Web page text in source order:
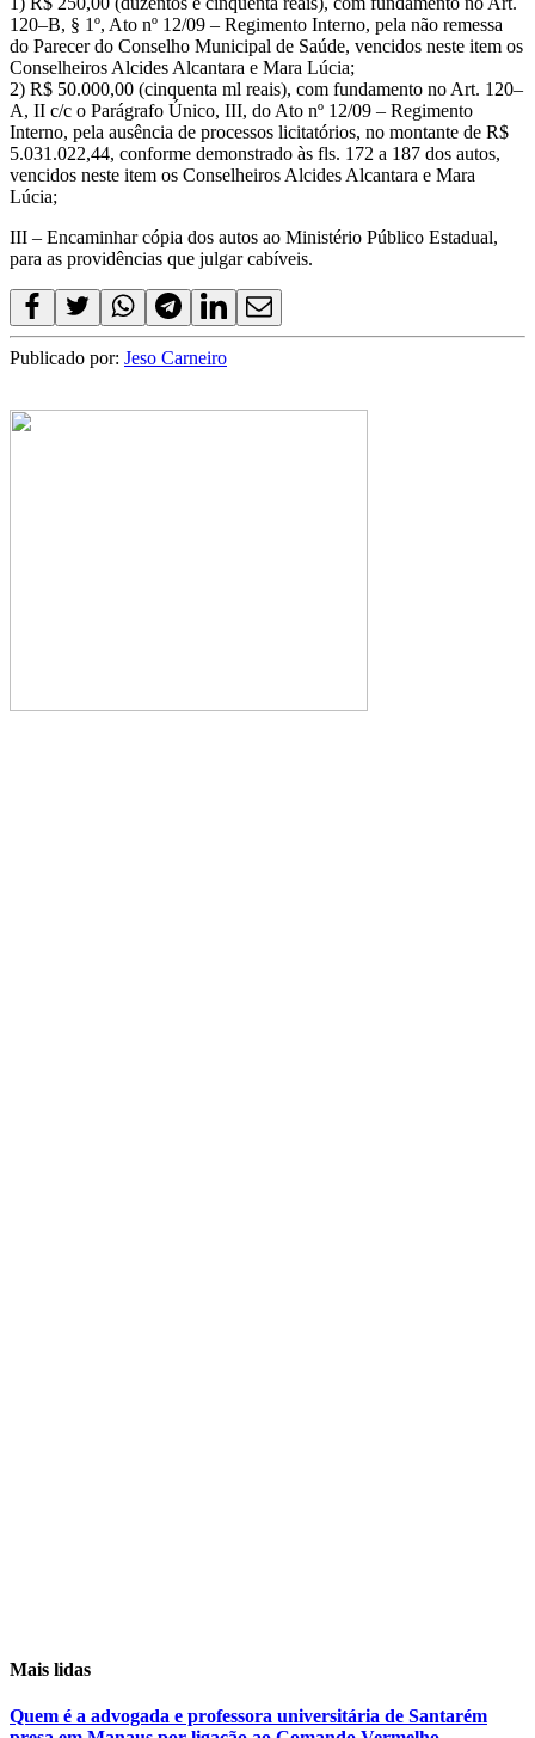
120–B, § 1º, Ato nº 12/09 – Regimento Interno, pela não remessa
do Parecer do Conselho Municipal de Saúde, vencidos neste item os
Conselheiros Alcides Alcantara e Mara Lúcia;
2) R$ 50.000,00 (cinquenta ml reais), com fundamento no Art. 120–
A, II c/c o Parágrafo Único, III, do Ato nº 12/09 – Regimento
Interno, pela ausência de processos licitatórios, no montante de R$
5.031.022,44, conforme demonstrado às fls. 172 a 187 dos autos,
vencidos neste item os Conselheiros Alcides Alcantara e Mara
Lúcia;
III – Encaminhar cópia dos autos ao Ministério Público Estadual,
para as providências que julgar cabíveis.
Publicado por: Jeso Carneiro
Mais lidas
Quem é a advogada e professora universitária de Santarém